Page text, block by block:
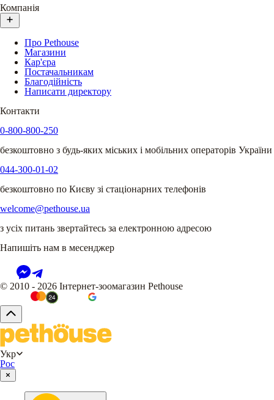
Компанія
Про Pethouse
Магазини
Кар'єра
Постачальникам
Благодійність
Написати директору
Контакти
0-800-800-250
безкоштовно з будь-яких міських і мобільних операторів України
044-300-01-02
безкоштовно по Києву зі стаціонарних телефонів
welcome@pethouse.ua
з усіх питань звертайтесь за електронною адресою
Напишіть нам в месенджер
© 2010 - 2026 Інтернет-зоомагазин Pethouse
Укр
Рос